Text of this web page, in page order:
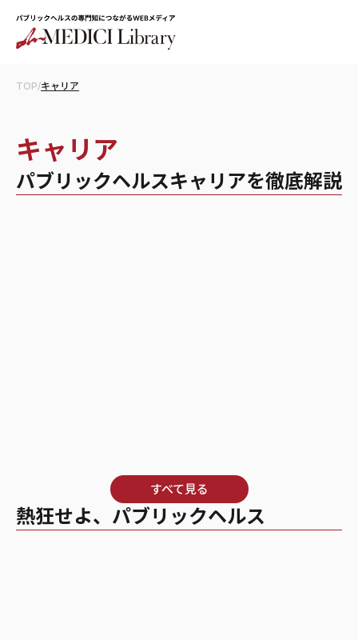
TOP/キャリア
キャリア
パブリックヘルスキャリアを徹底解説
すべて見る
熱狂せよ、パブリックヘルス